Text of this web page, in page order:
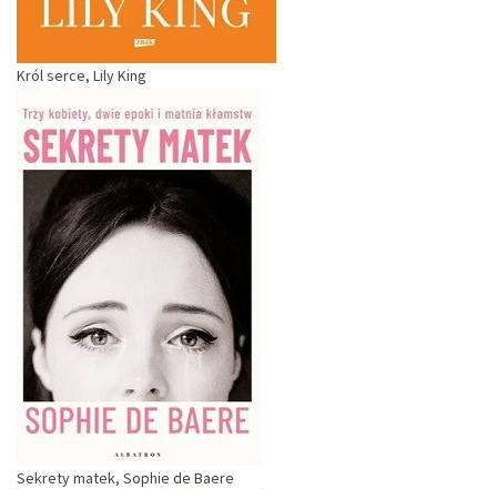
Król serce, Lily King
Sekrety matek, Sophie de Baere